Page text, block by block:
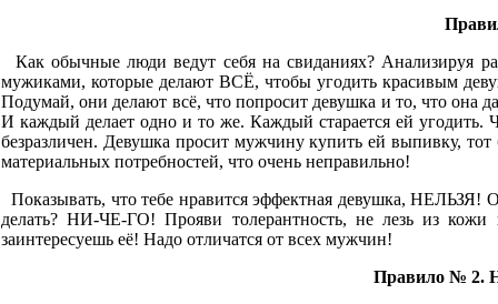
Как обычные люди ведут себя на свиданиях? Анализируя
мужиками, которые делают ВСЁ, чтобы угодить красивым
Подумай, они делают всё, что попросит девушка и то, что она
И каждый делает одно и то же. Каждый старается ей угодить.
безразличен. Девушка просит мужчину купить ей выпивку, тот
материальных потребностей, что очень неправильно!
Показывать, что тебе нравится эффектная девушка, НЕЛЬЗЯ!
делать? НИ-ЧЕ-ГО! Прояви толерантность, не лезь из
заинтересуешь её! Надо отличатся от всех мужчин!
Правило № 2.